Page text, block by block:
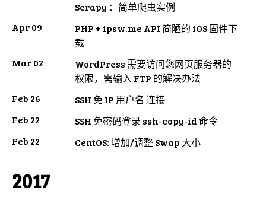
Scrapy ：简单爬虫实例
Apr 09
PHP + ipsw.me API 简陋的 iOS 固件下
载
Mar 02
WordPress 需要访问您网页服务器的
权限，需输入 FTP 的解决办法
Feb 26
SSH 免 IP 用户名 连接
Feb 22
SSH 免密码登录 ssh-copy-id 命令
Feb 22
CentOS: 增加/调整 Swap 大小
2017